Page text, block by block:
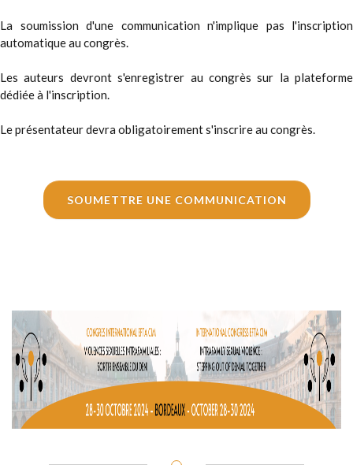
La soumission d'une communication n'implique pas l'inscription
automatique au congrès.
Les auteurs devront s'enregistrer au congrès sur la plateforme
dédiée à l'inscription.
Le présentateur devra obligatoirement s'inscrire au congrès.
SOUMETTRE UNE COMMUNICATION